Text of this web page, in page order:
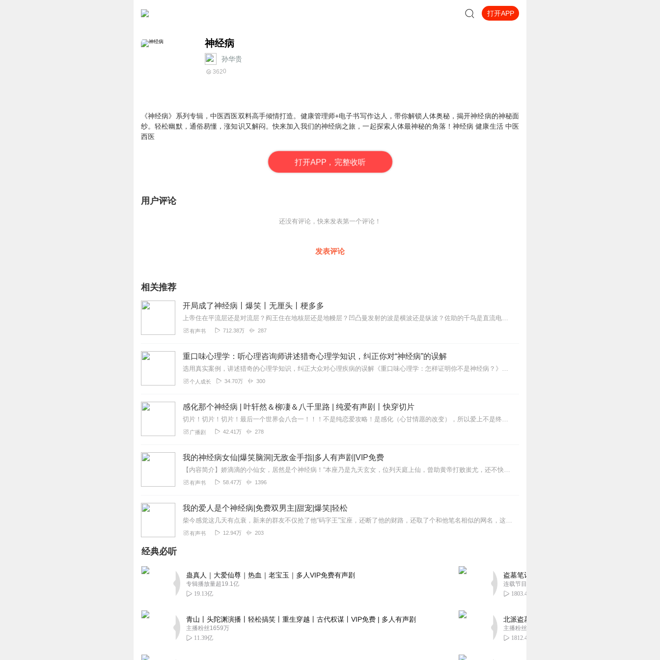
打开APP
神经病
孙华贵
3620
《神经病》系列专辑，中医西医双料高手倾情打造。健康管理师+电子书写作达人，带你解锁人体奥秘，揭开神经病的神秘面
纱。轻松幽默，通俗易懂，涨知识又解闷。快来加入我们的神经病之旅，一起探索人体最神秘的角落！神经病 健康生活 中医
西医
打开APP，完整收听
用户评论
还没有评论，快来发表第一个评论！
发表评论
相关推荐
开局成了神经病丨爆笑丨无厘头丨梗多多
上帝住在平流层还是对流层？阎王住在地核层还是地幔层？凹凸曼发射的波是横波还是纵波？佐助的千鸟是直流电还是交流电？鸣人的螺旋丸是顺时针旋转还是逆时针旋转？这些你都...
有声书 712.38万 287
重口味心理学：听心理咨询师讲述猎奇心理学知识，纠正你对“神经病”的误解
选用真实案例，讲述猎奇的心理学知识，纠正大众对心理疾病的误解《重口味心理学：怎样证明你不是神经病？》在多种心理学理论的基础上，用通俗生动的文字，讲解了社交恐惧、...
个人成长 34.70万 300
感化那个神经病 | 叶轩然＆柳凄＆八千里路 | 纯爱有声剧丨快穿切片
切片！切片！切片！最后一个世界会八合一！！！不是纯恋爱攻略！是感化（心甘情愿的改变），所以爱上不是终极目标！！！内容简介世间七罪宗，傲慢，嫉妒，愤怒，懒惰，贪婪...
广播剧 42.41万 278
我的神经病女仙|爆笑脑洞|无敌金手指|多人有声剧|VIP免费
【内容简介】娇滴滴的小仙女，居然是个神经病！“本座乃是九天玄女，位列天庭上仙，曾助黄帝打败蚩尤，还不快快下跪？”【作者/主播】作者：任方圆主播：cv小刀【购买须...
有声书 58.47万 1396
我的爱人是个神经病|免费双男主|甜宠|爆笑|轻松
柴今感觉这几天有点衰，新来的群友不仅抢了他“码字王”宝座，还断了他的财路，还取了个和他笔名相似的网名，这网名竟然还和他的网名具有迷之CP感，还处处向他表白，“此...
有声书 12.94万 203
经典必听
蛊真人｜大爱仙尊｜热血｜老宝玉｜多人VIP免费有声剧
专辑播放量超19.1亿
19.13亿
青山丨头陀渊演播丨轻松搞笑丨重生穿越丨古代权谋丨VIP免费 | 多人有声剧
主播粉丝1659万
11.39亿
盗墓笔记 全8部丨豪华CV版丨苏尚卿&边江 领衔
连载节目超七百集
1803.48万
北派盗墓笔记丨头陀渊出品丨悬疑灵异丨摸金校尉
主播粉丝1659万
1812.44万